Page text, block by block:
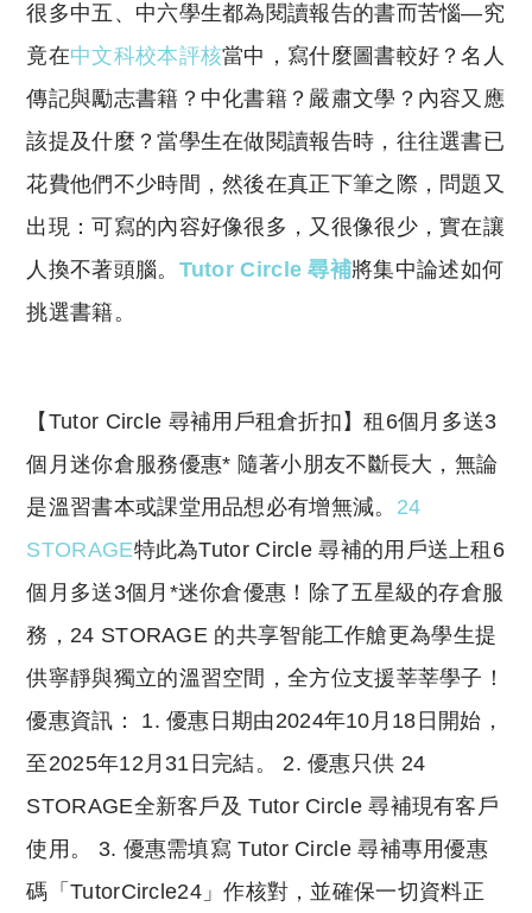
p
y
Li
n
k
at
s
A
p
p
很多中五、中六學生都為閱讀報告的書而苦惱—究
竟在中文科校本評核當中，寫什麼圖書較好？名人
傳記與勵志書籍？中化書籍？嚴肅文學？內容又應
該提及什麼？當學生在做閱讀報告時，往往選書已
花費他們不少時間，然後在真正下筆之際，問題又
出現：可寫的內容好像很多，又很像很少，實在讓
人換不著頭腦。 Tutor Circle 尋補將集中論述如何
挑選書籍。
​【Tutor Circle 尋補用戶租倉折扣】租6個月多送3
個月迷你倉服務優惠* 隨著小朋友不斷長大，無論
是溫習書本或課堂用品想必有增無減。 24
STORAGE特此為Tutor Circle 尋補的用戶送上租6
個月多送3個月*迷你倉優惠！除了五星級的存倉服
務，24 STORAGE 的共享智能工作艙更為學生提
供寧靜與獨立的溫習空間，全方位支援莘莘學子！
優惠資訊： 1. 優惠日期由2024年10月18日開始，
至2025年12月31日完結。 2. 優惠只供 24
STORAGE全新客戶及 Tutor Circle 尋補現有客戶
使用。 3. 優惠需填寫 Tutor Circle 尋補專用優惠
碼「TutorCircle24」作核對，並確保一切資料正